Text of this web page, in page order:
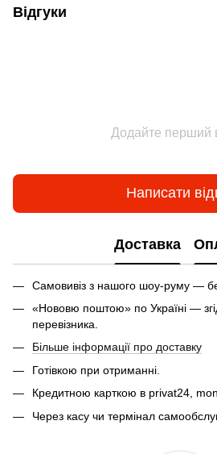
Відгуки
Додайте перший
Написати
Доставка
Самовивіз з нашого шоу-руму —
«Нововю поштою» по Україні —
перевізника.
Більше інформації про доставку
Готівкою при отриманні.
Кредитною карткою в privat24,
Через касу чи термінал